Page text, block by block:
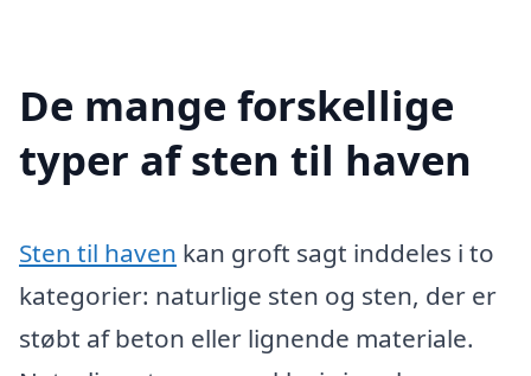
De mange forskellige
typer af sten til haven
Sten til haven kan groft sagt inddeles i to
kategorier: naturlige sten og sten, der er
støbt af beton eller lignende materiale.